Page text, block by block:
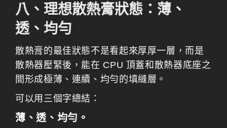
八、理想散熱膏狀態：薄、
透、均勻
散熱膏的最佳狀態不是看起來厚厚一層，而是
散熱器壓緊後，能在 CPU 頂蓋和散熱器底座之
間形成極薄、連續、均勻的填縫層。
可以用三個字總結：
薄、透、均勻。